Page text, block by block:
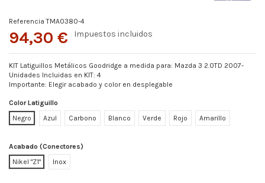
Referencia TMA0380-4
94,30 € Impuestos incluidos
KIT Latiguillos Metálicos Goodridge a medida para: Mazda 3 2.0TD 2007-
Unidades Incluidas en KIT: 4
Importante: Elegir acabado y color en desplegable
Color Latiguillo
Negro
Azul Carbono Blanco Verde Rojo Amarillo
Acabado (Conectores)
Nikel "Z1"
Inox